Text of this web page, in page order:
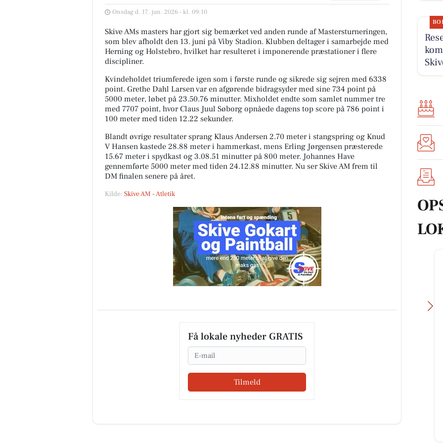
Onsdag d. 17. jun. 2026 - kl. 09:10
Skive AMs masters har gjort sig bemærket ved anden runde af Mastersturneringen,
som blev afholdt den 13. juni på Viby Stadion. Klubben deltager i samarbejde med
Herning og Holstebro, hvilket har resulteret i imponerende præstationer i flere
discipliner.
Kvindeholdet triumferede igen som i første runde og sikrede sig sejren med 6338
point. Grethe Dahl Larsen var en afgørende bidragsyder med sine 734 point på
5000 meter, løbet på 23.50.76 minutter. Mixholdet endte som samlet nummer tre
med 7707 point, hvor Claus Juul Søborg opnåede dagens top score på 786 point i
100 meter med tiden 12.22 sekunder.
Blandt øvrige resultater sprang Klaus Andersen 2.70 meter i stangspring og Knud
V Hansen kastede 28.88 meter i hammerkast, mens Erling Jørgensen præsterede
15.67 meter i spydkast og 3.08.51 minutter på 800 meter. Johannes Have
gennemførte 5000 meter med tiden 24.12.88 minutter. Nu ser Skive AM frem til
DM finalen senere på året.
Kilde: Skive AM - Atletik
Få lokale nyheder GRATIS
Email
Tilmeld
SUVERÆN RENGØRING
HUSK ÅBENT LAGERSALG🧽 Med
SCANTRUCK A/S
Møllebygger Christoffer Palle fandt